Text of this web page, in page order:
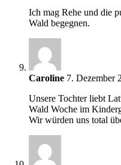
Ich mag Rehe und die
Wald begegnen.
Caroline 7. Dezember
Unsere Tochter liebt
Wald Woche im
Wir würden uns total